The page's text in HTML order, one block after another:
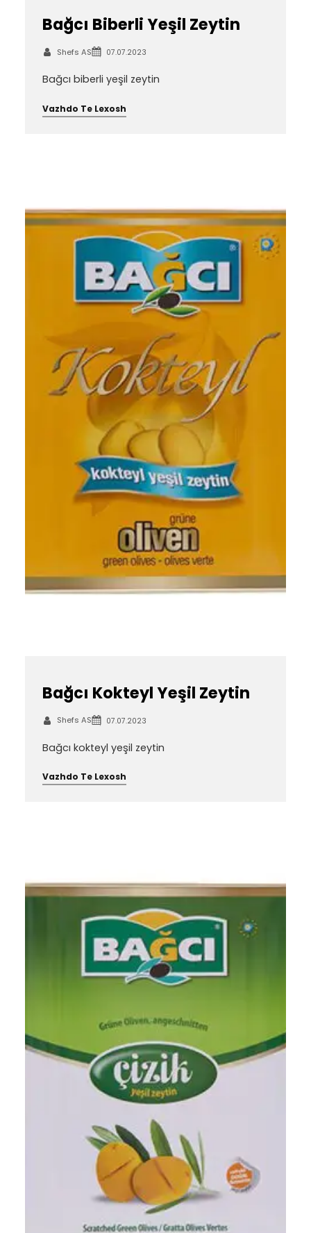
Bağcı Biberli Yeşil Zeytin
Shefs AS 07.07.2023
Bağcı biberli yeşil zeytin
Vazhdo Te Lexosh
Bağcı Kokteyl Yeşil Zeytin
Shefs AS 07.07.2023
Bağcı kokteyl yeşil zeytin
Vazhdo Te Lexosh